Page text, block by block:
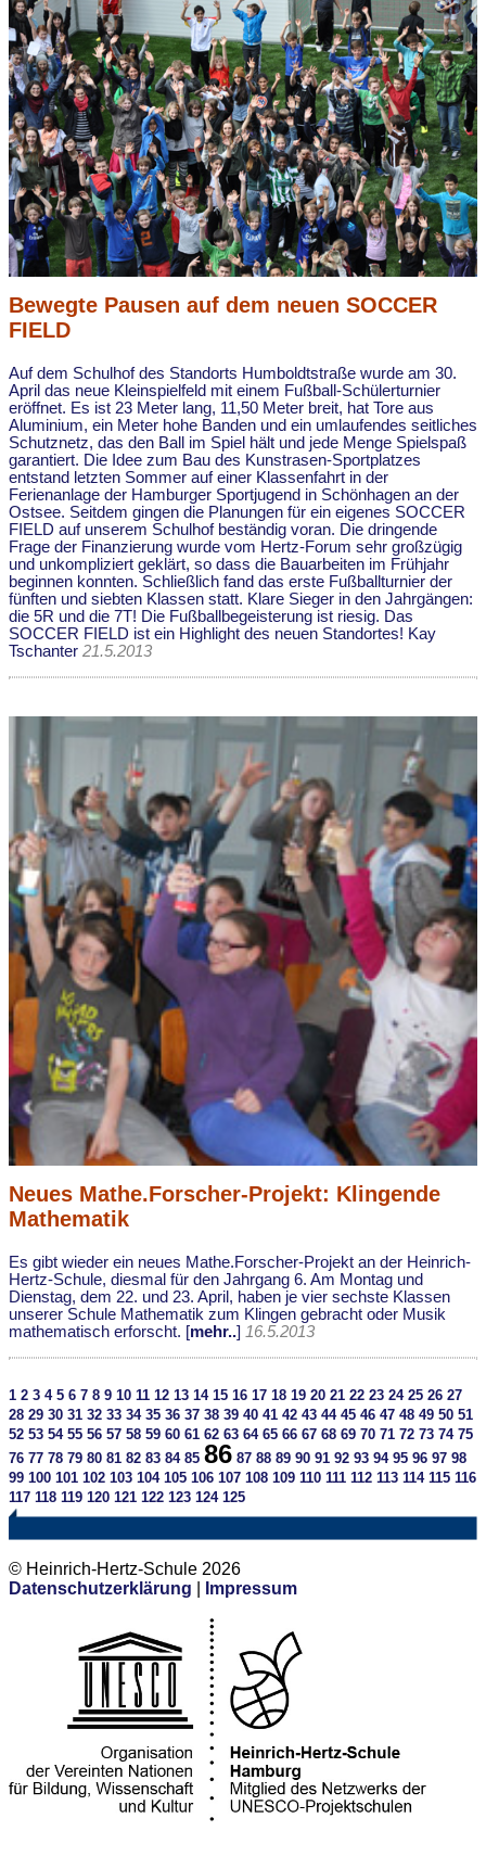
Bewegte Pausen auf dem neuen SOCCER
FIELD
Auf dem Schulhof des Standorts Humboldtstraße wurde am 30.
April das neue Kleinspielfeld mit einem Fußball-Schülerturnier
eröffnet. Es ist 23 Meter lang, 11,50 Meter breit, hat Tore aus
Aluminium, ein Meter hohe Banden und ein umlaufendes seitliches
Schutznetz, das den Ball im Spiel hält und jede Menge Spielspaß
garantiert. Die Idee zum Bau des Kunstrasen-Sportplatzes
entstand letzten Sommer auf einer Klassenfahrt in der
Ferienanlage der Hamburger Sportjugend in Schönhagen an der
Ostsee. Seitdem gingen die Planungen für ein eigenes SOCCER
FIELD auf unserem Schulhof beständig voran. Die dringende
Frage der Finanzierung wurde vom Hertz-Forum sehr großzügig
und unkompliziert geklärt, so dass die Bauarbeiten im Frühjahr
beginnen konnten. Schließlich fand das erste Fußballturnier der
fünften und siebten Klassen statt. Klare Sieger in den Jahrgängen:
die 5R und die 7T! Die Fußballbegeisterung ist riesig. Das
SOCCER FIELD ist ein Highlight des neuen Standortes! Kay
Tschanter 21.5.2013
Neues Mathe.Forscher-Projekt: Klingende
Mathematik
Es gibt wieder ein neues Mathe.Forscher-Projekt an der Heinrich-
Hertz-Schule, diesmal für den Jahrgang 6. Am Montag und
Dienstag, dem 22. und 23. April, haben je vier sechste Klassen
unserer Schule Mathematik zum Klingen gebracht oder Musik
mathematisch erforscht. [mehr..] 16.5.2013
1 2 3 4 5 6 7 8 9 10 11 12 13 14 15 16 17 18 19 20 21 22 23 24 25 26 27
28 29 30 31 32 33 34 35 36 37 38 39 40 41 42 43 44 45 46 47 48 49 50 51
52 53 54 55 56 57 58 59 60 61 62 63 64 65 66 67 68 69 70 71 72 73 74 75
76 77 78 79 80 81 82 83 84 85 86 87 88 89 90 91 92 93 94 95 96 97 98
99 100 101 102 103 104 105 106 107 108 109 110 111 112 113 114 115 116
117 118 119 120 121 122 123 124 125
© Heinrich-Hertz-Schule 2026
Datenschutzerklärung
Impressum